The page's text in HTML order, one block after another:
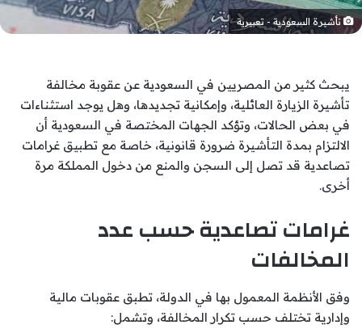
تأشيرة السعودية - تعبيرية
يبحث كثير من المصريين في السعودية عن عقوبة مخالفة
تأشيرة الزيارة العائلية، وإمكانية تجديدها، وهل يوجد استثناءات
في بعض الحالات، وتؤكد الجهات المختصة في السعودية أن
الالتزام بمدة التأشيرة ضرورة قانونية، خاصة مع تطبيق غرامات
تصاعدية قد تصل إلى السجن والمنع من دخول المملكة مرة
أخرى.
غرامات تصاعدية حسب عدد
المخالفات
وفق الأنظمة المعمول بها في الدولة، تطبق عقوبات مالية
وإدارية تختلف حسب تكرار المخالفة، وتشمل: